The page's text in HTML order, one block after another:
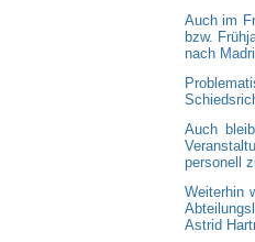
Auch im
bzw.
nach
Auch
personell
Weiterhin
Astrid